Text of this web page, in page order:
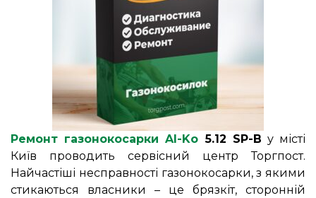
Ремонт газонокосарки Al-Ko 5.12 SP-B у місті
Київ проводить сервісний центр Торгпост.
Найчастіші несправності газонокосарки, з якими
стикаються власники – це брязкіт, сторонній